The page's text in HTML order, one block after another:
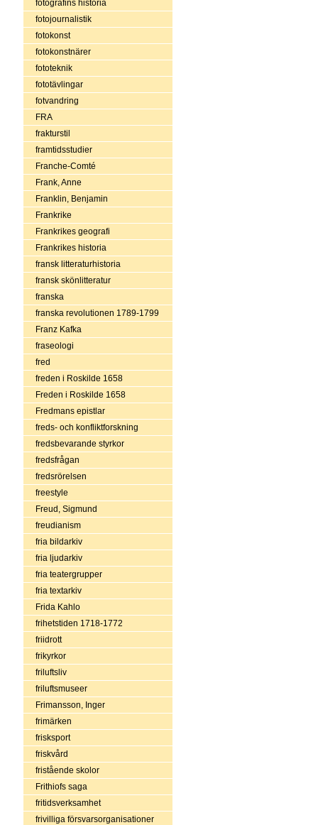
fotografins historia
fotojournalistik
fotokonst
fotokonstnärer
fototeknik
fototävlingar
fotvandring
FRA
frakturstil
framtidsstudier
Franche-Comté
Frank, Anne
Franklin, Benjamin
Frankrike
Frankrikes geografi
Frankrikes historia
fransk litteraturhistoria
fransk skönlitteratur
franska
franska revolutionen 1789-1799
Franz Kafka
fraseologi
fred
freden i Roskilde 1658
Freden i Roskilde 1658
Fredmans epistlar
freds- och konfliktforskning
fredsbevarande styrkor
fredsfrågan
fredsrörelsen
freestyle
Freud, Sigmund
freudianism
fria bildarkiv
fria ljudarkiv
fria teatergrupper
fria textarkiv
Frida Kahlo
frihetstiden 1718-1772
friidrott
frikyrkor
friluftsliv
friluftsmuseer
Frimansson, Inger
frimärken
frisksport
friskvård
fristående skolor
Frithiofs saga
fritidsverksamhet
frivilliga försvarsorganisationer